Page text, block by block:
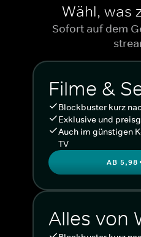
Wähl, was
Sofort auf dem
Filme &
Blockbuster kurz
Exklusive und
Auch im günstigen
TV
AB 5,98
Alles von